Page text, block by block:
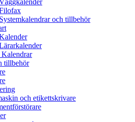
Systemkalendrar och tillbehör
tillbehör
och etikettskrivare